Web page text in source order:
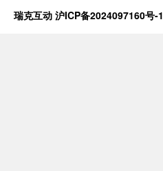
瑞克互动 沪ICP备2024097160号-1